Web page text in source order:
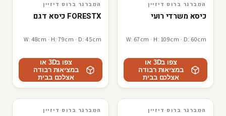
3D · AR המברגר ברוס דיזיין
המברגר ברוס דיזיין
כיסא משרדי רועי
W: 67cm · H: 109cm · D: 60cm
צפו ב3D או
במציאות רבודה
אצלכם בבית
3D · AR המברגר ברוס דיזיין
המברגר ברוס דיזיין
FORESTX כיסא דגם
W: 48cm · H: 79cm · D: 45cm
צפו ב3D או
במציאות רבודה
אצלכם בבית
3D · AR המברגר ברוס דיזיין
המברגר ברוס דיזיין 3D · AR המברגר ברוס דיזיין
המברגר ברוס דיזיין